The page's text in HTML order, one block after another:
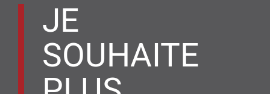
JE
SOUHAITE